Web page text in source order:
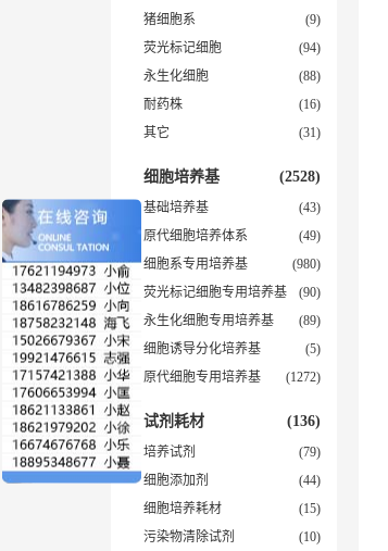
猪细胞系
(9)
荧光标记细胞
(94)
永生化细胞
(88)
耐药株
(16)
其它
(31)
细胞培养基 (2528)
基础培养基
(43)
原代细胞培养体系
(49)
细胞系专用培养基
(980)
荧光标记细胞专用培养基
(90)
永生化细胞专用培养基
(89)
细胞诱导分化培养基
(5)
原代细胞专用培养基
(1272)
试剂耗材 (136)
培养试剂
(79)
细胞添加剂
(44)
细胞培养耗材
(15)
污染物清除试剂
(10)